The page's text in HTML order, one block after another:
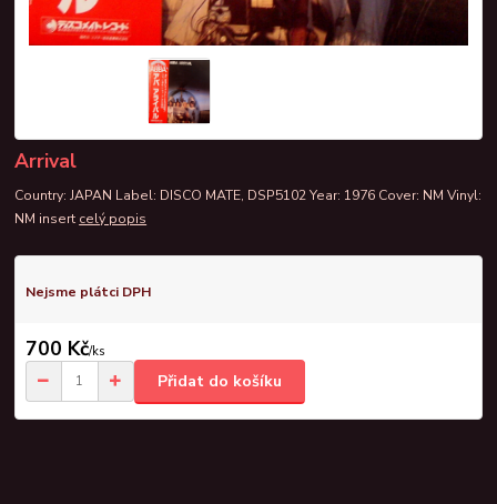
Arrival
Country: JAPAN Label: DISCO MATE, DSP5102 Year: 1976 Cover: NM Vinyl:
NM insert celý popis
Nejsme plátci DPH
700 Kč/ks
Přidat do košíku